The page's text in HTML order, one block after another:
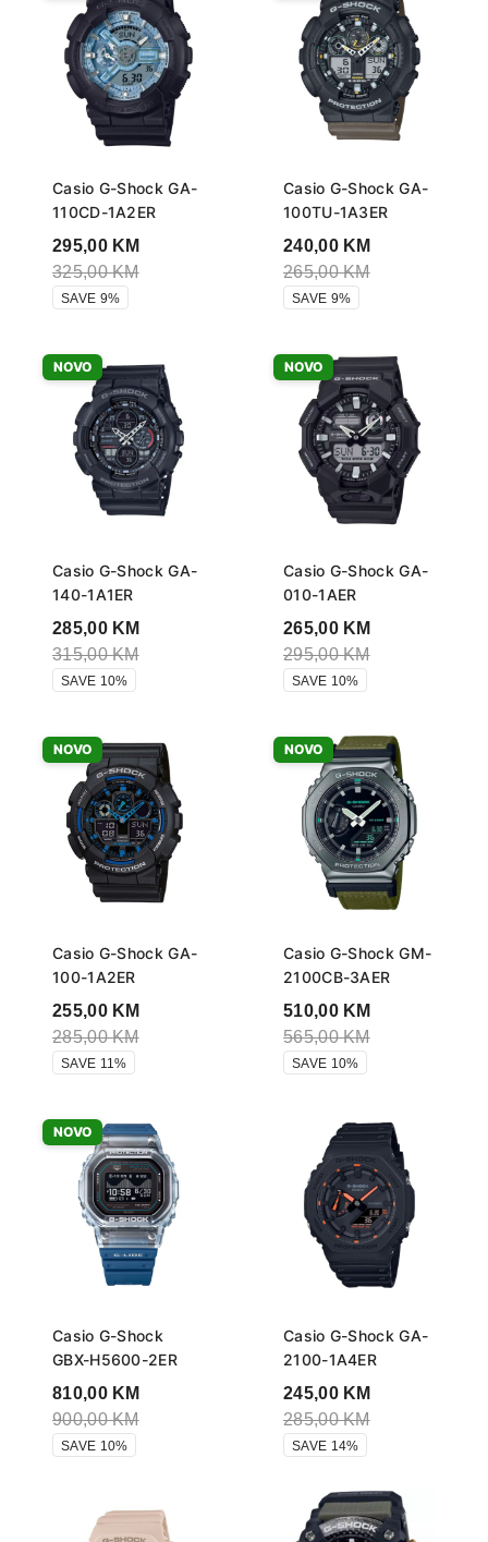
Casio G-Shock GA-
110CD-1A2ER
295,00 KM
325,00KM
SAVE 9%
Casio G-Shock GA-
100TU-1A3ER
240,00 KM
265,00KM
SAVE 9%
NOVO
Casio G-Shock GA-
140-1A1ER
285,00 KM
315,00KM
SAVE 10%
NOVO
Casio G-Shock GA-
010-1AER
265,00 KM
295,00KM
SAVE 10%
NOVO
Casio G-Shock GA-
100-1A2ER
255,00 KM
285,00KM
SAVE 11%
NOVO
Casio G-Shock GM-
2100CB-3AER
510,00 KM
565,00KM
SAVE 10%
NOVO
Casio G-Shock
GBX-H5600-2ER
810,00 KM
900,00KM
SAVE 10%
Casio G-Shock GA-
2100-1A4ER
245,00 KM
285,00KM
SAVE 14%